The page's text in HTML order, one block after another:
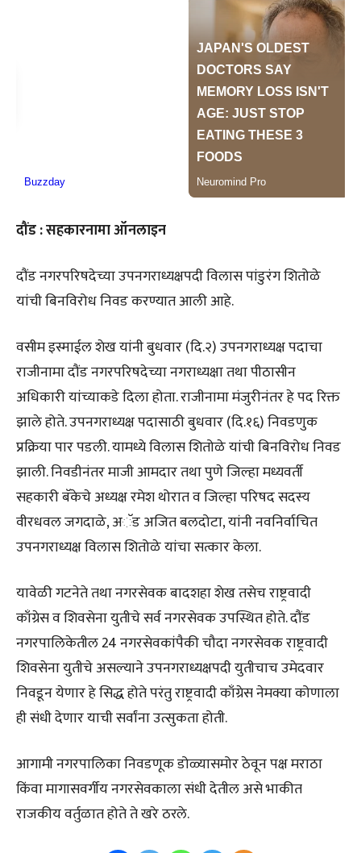
दौंड : सहकारनामा ऑनलाइन
दौंड नगरपरिषदेच्या उपनगराध्यक्षपदी विलास पांडुरंग शितोळे
यांची बिनविरोध निवड करण्यात आली आहे.
वसीम इस्माईल शेख यांनी बुधवार (दि.२) उपनगराध्यक्ष पदाचा
राजीनामा दौंड नगरपरिषदेच्या नगराध्यक्षा तथा पीठासीन
अधिकारी यांच्याकडे दिला होता. राजीनामा मंजुरीनंतर हे पद रिक्त
झाले होते. उपनगराध्यक्ष पदासाठी बुधवार (दि.१६) निवडणुक
प्रक्रिया पार पडली. यामध्ये विलास शितोळे यांची बिनविरोध निवड
झाली. निवडीनंतर माजी आमदार तथा पुणे जिल्हा मध्यवर्ती
सहकारी बॅकेचे अध्यक्ष रमेश थोरात व जिल्हा परिषद सदस्य
वीरधवल जगदाळे, अॅड अजित बलदोटा, यांनी नवनिर्वाचित
उपनगराध्यक्ष विलास शितोळे यांचा सत्कार केला.
यावेळी गटनेते तथा नगरसेवक बादशहा शेख तसेच राष्ट्रवादी
काँग्रेस व शिवसेना युतीचे सर्व नगरसेवक उपस्थित होते. दौंड
नगरपालिकेतील 24 नगरसेवकांपैकी चौदा नगरसेवक राष्ट्रवादी
शिवसेना युतीचे असल्याने उपनगराध्यक्षपदी युतीचाच उमेदवार
निवडून येणार हे सिद्ध होते परंतु राष्ट्रवादी काँग्रेस नेमक्या कोणाला
ही संधी देणार याची सर्वांना उत्सुकता होती.
आगामी नगरपालिका निवडणूक डोळ्यासमोर ठेवून पक्ष मराठा
किंवा मागासवर्गीय नगरसेवकाला संधी देतील असे भाकीत
राजकीय वर्तुळात होते ते खरे ठरले.